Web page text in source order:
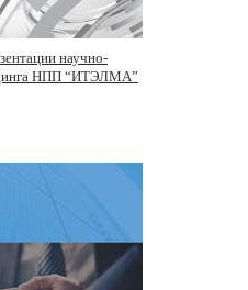
научно-
НПП “ИТЭЛМА”